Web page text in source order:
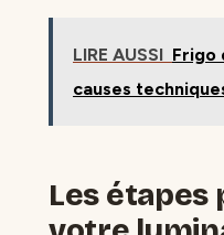
LIRE AUSSI Frigo
causes
Les